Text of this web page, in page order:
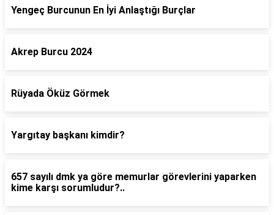
Yengeç Burcunun En İyi Anlaştığı Burçlar
Akrep Burcu 2024
Rüyada Öküz Görmek
Yargıtay başkanı kimdir?
657 sayılı dmk ya göre memurlar görevlerini yaparken
kime karşı sorumludur?..